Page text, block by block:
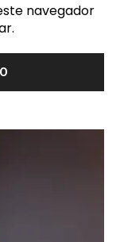
navegador